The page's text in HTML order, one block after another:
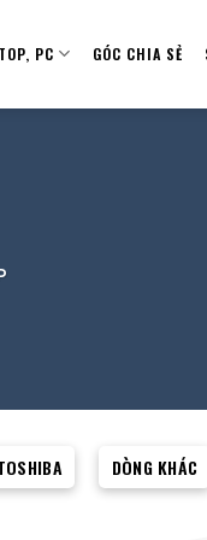
PC GÓC CHIA SẺ
DÒNG KHÁC